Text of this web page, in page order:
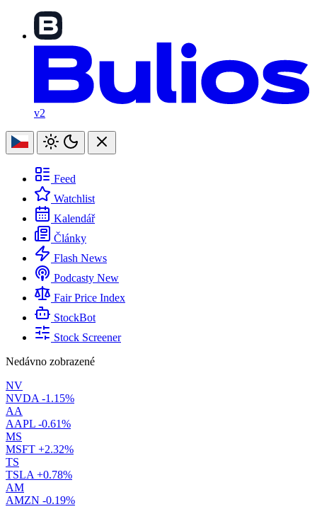
v2
Feed
Watchlist
Kalendář
Články
Flash News
Podcasty New
Fair Price Index
StockBot
Stock Screener
Nedávno zobrazené
NV
NVDA -1.15%
AA
AAPL -0.61%
MS
MSFT +2.32%
TS
TSLA +0.78%
AM
AMZN -0.19%